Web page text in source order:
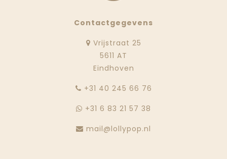
Contactgegevens
Vrijstraat 25
5611 AT
Eindhoven
‭+31 40 245 66 76
+31 6 83 21 57 38
mail@lollypop.nl